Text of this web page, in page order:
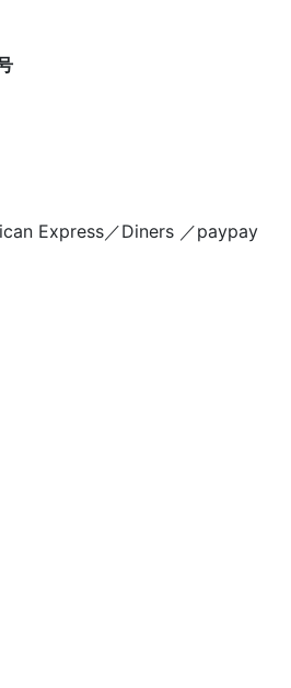
Express／Diners ／paypay